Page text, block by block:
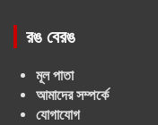
রঙ বেরঙ
মূল পাতা
আমাদের সম্পর্কে
যোগাযোগ